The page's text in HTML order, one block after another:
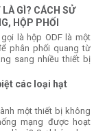
LÀ GÌ? CÁCH SỬ
HỘP PHỐI
là hộp ODF là một
phân phối quang từ
sang nhiều thiết bị
các loại hạt
một thiết bị không
mạng được hoạt